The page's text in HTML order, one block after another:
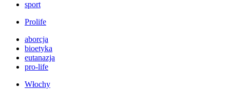
sport
Prolife
aborcja
bioetyka
eutanazja
pro-life
Włochy